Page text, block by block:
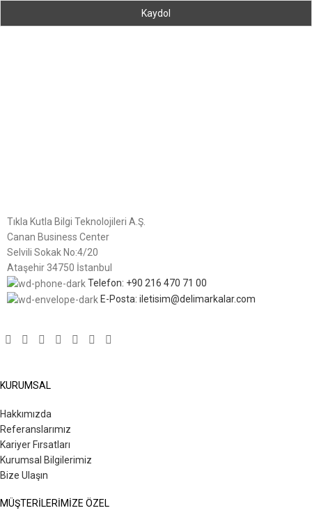
Tıkla Kutla Bilgi Teknolojileri A.Ş.
Canan Business Center
Selvili Sokak No:4/20
Ataşehir 34750 İstanbul
Telefon: +90 216 470 71 00
E-Posta: iletisim@delimarkalar.com
KURUMSAL
Hakkımızda
Referanslarımız
Kariyer Fırsatları
Kurumsal Bilgilerimiz
Bize Ulaşın
MÜŞTERİLERİMİZE ÖZEL